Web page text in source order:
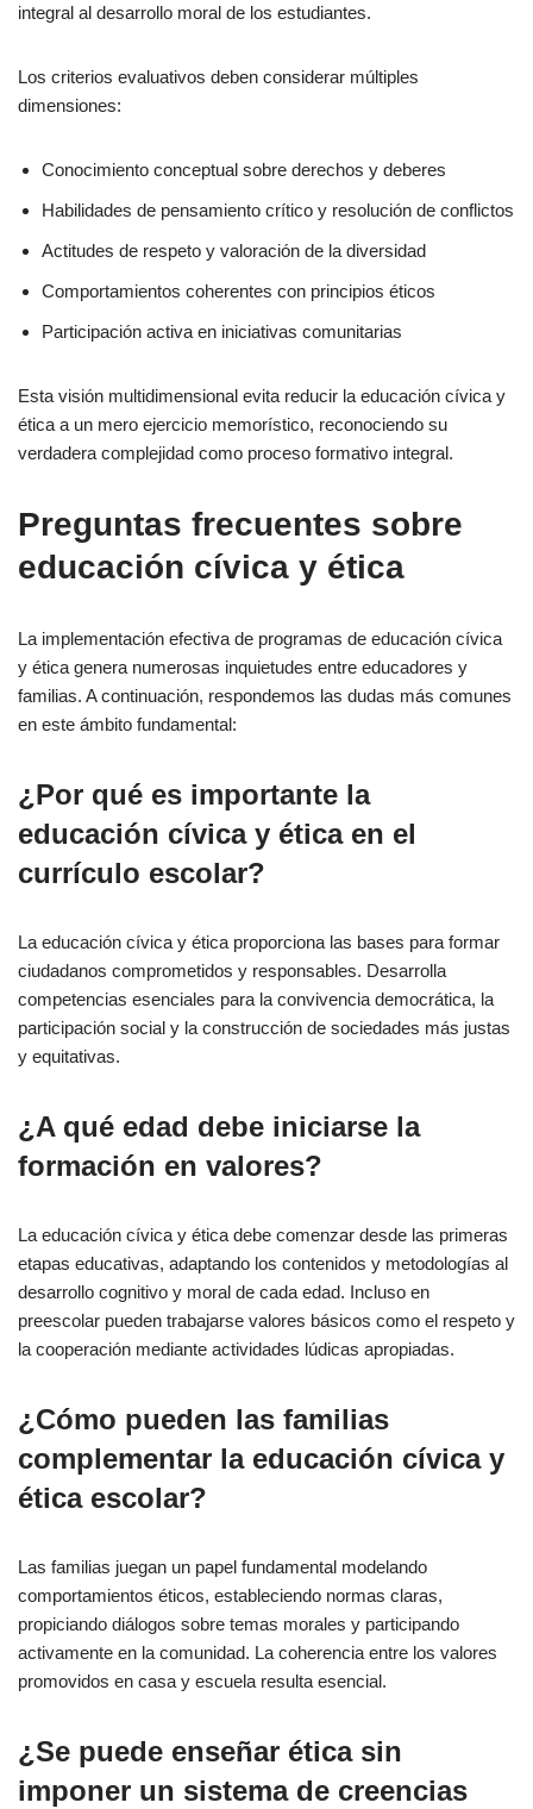
integral al desarrollo moral de los estudiantes.
Los criterios evaluativos deben considerar múltiples
dimensiones:
Conocimiento conceptual sobre derechos y deberes
Habilidades de pensamiento crítico y resolución de conflictos
Actitudes de respeto y valoración de la diversidad
Comportamientos coherentes con principios éticos
Participación activa en iniciativas comunitarias
Esta visión multidimensional evita reducir la educación cívica y
ética a un mero ejercicio memorístico, reconociendo su
verdadera complejidad como proceso formativo integral.
Preguntas frecuentes sobre
educación cívica y ética
La implementación efectiva de programas de educación cívica
y ética genera numerosas inquietudes entre educadores y
familias. A continuación, respondemos las dudas más comunes
en este ámbito fundamental:
¿Por qué es importante la
educación cívica y ética en el
currículo escolar?
La educación cívica y ética proporciona las bases para formar
ciudadanos comprometidos y responsables. Desarrolla
competencias esenciales para la convivencia democrática, la
participación social y la construcción de sociedades más justas
y equitativas.
¿A qué edad debe iniciarse la
formación en valores?
La educación cívica y ética debe comenzar desde las primeras
etapas educativas, adaptando los contenidos y metodologías al
desarrollo cognitivo y moral de cada edad. Incluso en
preescolar pueden trabajarse valores básicos como el respeto y
la cooperación mediante actividades lúdicas apropiadas.
¿Cómo pueden las familias
complementar la educación cívica y
ética escolar?
Las familias juegan un papel fundamental modelando
comportamientos éticos, estableciendo normas claras,
propiciando diálogos sobre temas morales y participando
activamente en la comunidad. La coherencia entre los valores
promovidos en casa y escuela resulta esencial.
¿Se puede enseñar ética sin
imponer un sistema de creencias